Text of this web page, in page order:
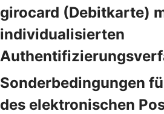
girocard (Debitkarte)
individualisierten
Sonderbedingungen
des elektronischen